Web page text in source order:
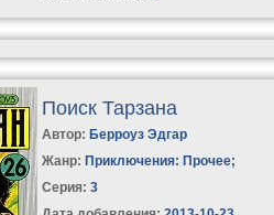
Поиск Тарзана
Автор: Берроуз Эдгар
Жанр: Приключения: Прочее;
Серия:3